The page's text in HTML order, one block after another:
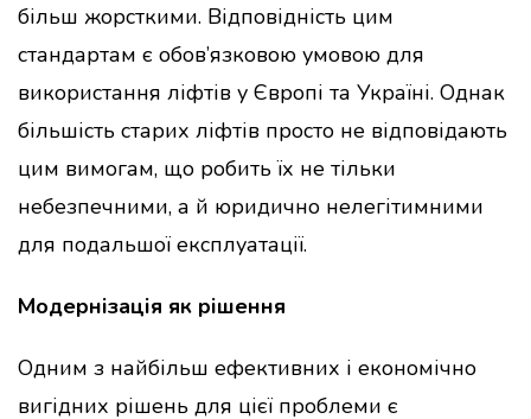
більш жорсткими. Відповідність цим
стандартам є обов’язковою умовою для
використання ліфтів у Європі та Україні. Однак
більшість старих ліфтів просто не відповідають
цим вимогам, що робить їх не тільки
небезпечними, а й юридично нелегітимними
для подальшої експлуатації.
Модернізація як рішення
Одним з найбільш ефективних і економічно
вигідних рішень для цієї проблеми є